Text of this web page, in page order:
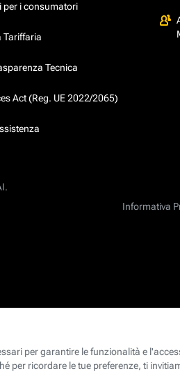
per i consumatori
Tariffaria
Tecnica
Act (Reg. UE 2022/2065)
Informativa